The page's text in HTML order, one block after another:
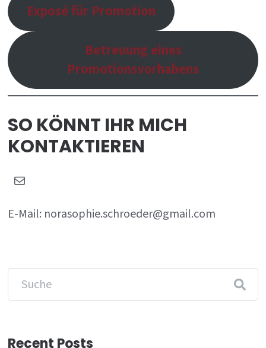
Exposé für Promotion
Betreuung eines
Promotionsvorhabens
SO KÖNNT IHR MICH
KONTAKTIEREN
E-
Mail
E-Mail: norasophie.schroeder@gmail.com
Recent Posts